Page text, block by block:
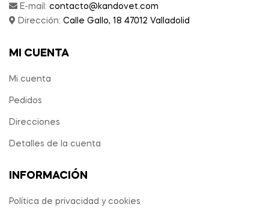
E-mail: contacto@kandovet.com
Dirección: Calle Gallo, 18 47012 Valladolid
MI CUENTA
Mi cuenta
Pedidos
Direcciones
Detalles de la cuenta
INFORMACIÓN
Política de privacidad y cookies